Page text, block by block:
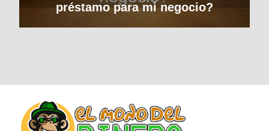
préstamo para mi negocio?